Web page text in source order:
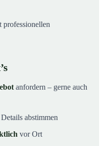
professionellen
anfordern – gerne auch
abstimmen
vor Ort